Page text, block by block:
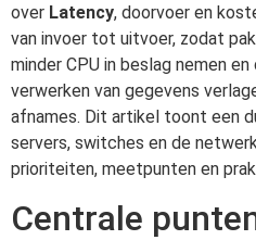
over Latency, doorvoer en
van invoer tot uitvoer, zodat
minder CPU in beslag nemen
verwerken van gegevens
afnames. Dit artikel toont een
servers, switches en de
prioriteiten, meetpunten en
Centrale